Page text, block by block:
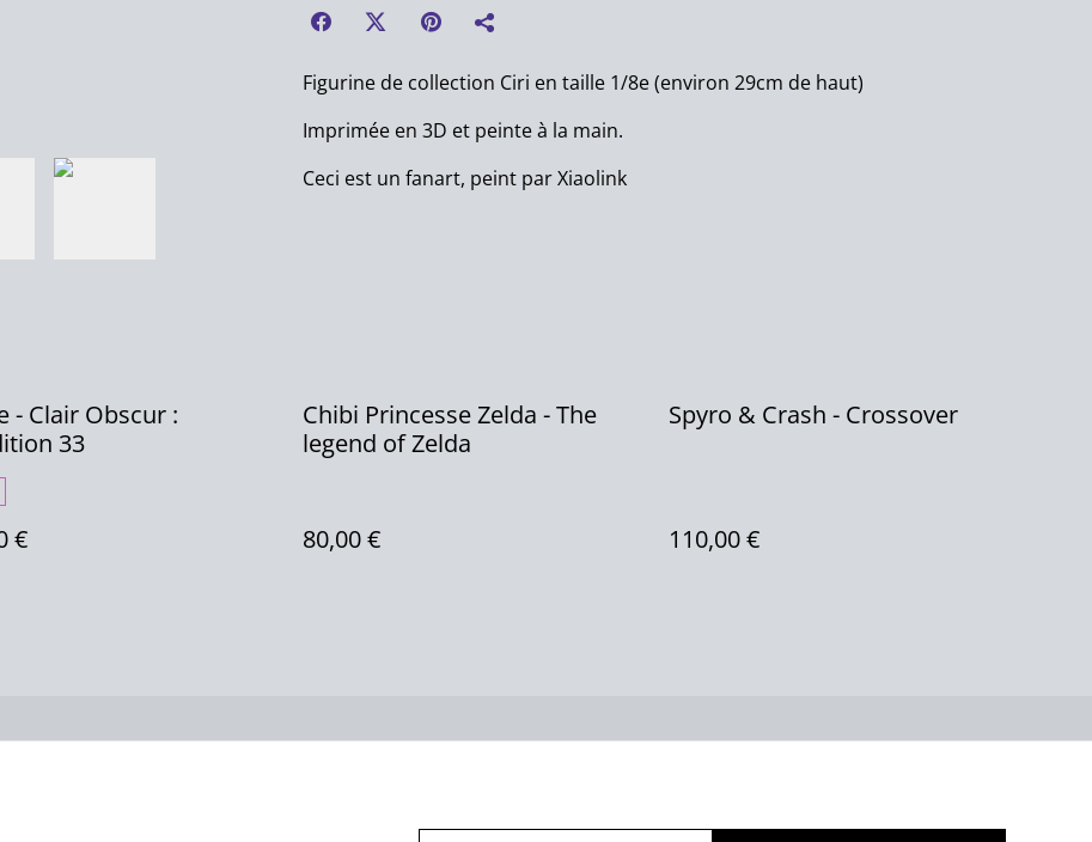
Figurine de collection Ciri en taille 1/8e (environ 29cm de haut)
Imprimée en 3D et peinte à la main.
Ceci est un fanart, peint par Xiaolink
- Clair Obscur :
33
€
Chibi Princesse Zelda - The
legend of Zelda
80,00 €
Spyro & Crash - Crossover
110,00 €